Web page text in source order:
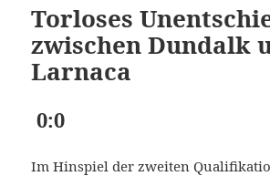
Torloses
zwischen Dundalk
Larnaca
0:0
Im Hinspiel der zweiten